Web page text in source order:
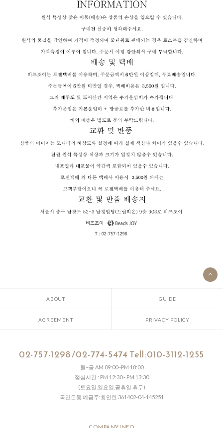
ABOUT GUIDE
AGREEMENT PRIVACY POLICY
02-757-1298 /02-774-5474 Tell:010-3112-1255
월~금 AM 09:00~PM 18:00
점심시간 : PM 12:30~ PM 13:30
(토요일,일요일,공휴일 휴무)
국민은행 예금주:황인란 361402-04-145251